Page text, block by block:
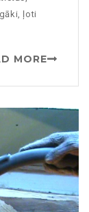
ļoti
MORE